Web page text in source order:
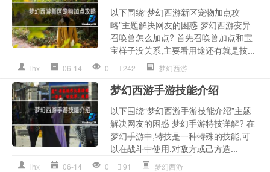
以下围绕“梦幻西游新区宠物加点攻
略”主题解决网友的困惑 梦幻西游变异
召唤兽怎么加点? 首先召唤兽加点和宝
宝样子没关系,主要看用途还有就是技...
lhx 06-14 0 242 梦幻西游
梦幻西游手游技能介绍
以下围绕“梦幻西游手游技能介绍”主题
解决网友的困惑 梦幻手游特技详解? 在
梦幻手游中,特技是一种特殊的技能,可
以在战斗中使用,对敌方或己方造...
lhx 06-14 0 91 梦幻西游